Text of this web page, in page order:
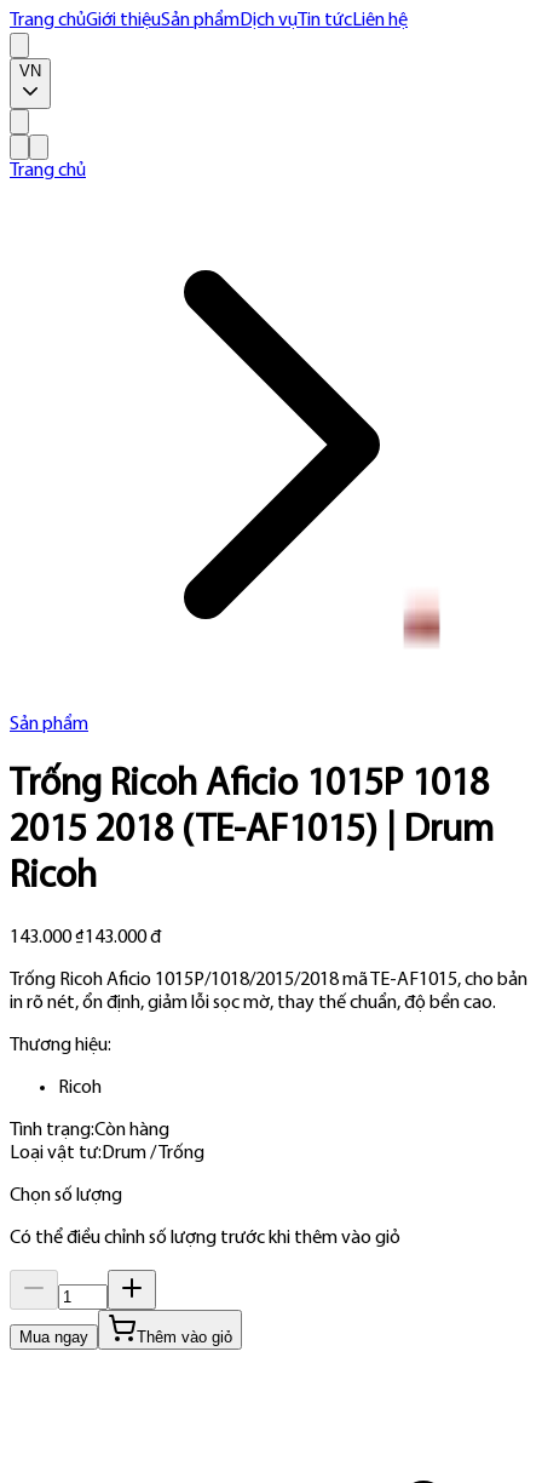
Trang chủGiới thiệuSản phẩmDịch vụ Tin tứcLiên hệ
VN
Trang chủ
Sản phẩm
Trống Ricoh Aficio 1015P 1018
2015 2018 (TE-AF1015) | Drum
Ricoh
143.000 ₫143.000 đ
Trống Ricoh Aficio 1015P/1018/2015/2018 mã TE-AF1015, cho bản
in rõ nét, ổn định, giảm lỗi sọc mờ, thay thế chuẩn, độ bền cao.
Thương hiệu:
Ricoh
Tình trạng:Còn hàng
Loại vật tư: Drum / Trống
Chọn số lượng
Có thể điều chỉnh số lượng trước khi thêm vào giỏ
Mua ngay Thêm vào giỏ